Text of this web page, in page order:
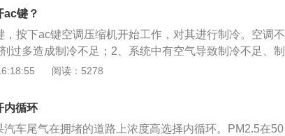
节风量按钮就可以吹出暖风。这时的暖风是利用汽车内部
散发的热量转移进车厢，还不会增加任何油耗。暖风要预
度低，需要开一段时间，鼓风机才能送暖风进来。2、A
需要做工，也最废油的键。而空调的热风，根本不需
通过发动机工作所产生的热量使空调运作。
ac键？
，按下ac键空调压缩机开始工作，对其进行制冷。空调不
过多造成制冷不足；2、系统中有空气导致制冷不足、制
剂过少；4、压缩机故障。空调不制冷的解决方法：1、
的泄漏；3、检查压缩机；4、清洗或者更换空调滤芯。
用制冷剂的不断变换循环达到制冷效果；2、用发动机冷
阅读：5278
内循环
汽车尾气在拥堵的道路上浓度高选择内循环。PM2.5在50